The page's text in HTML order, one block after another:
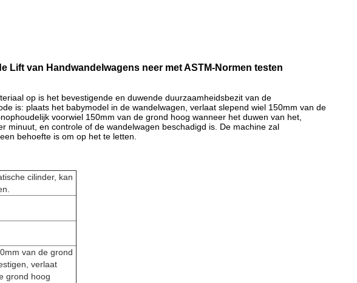
Lift van Handwandelwagens neer met ASTM-Normen testen
op is het bevestigende en duwende duurzaamheidsbezit van de
is: plaats het babymodel in de wandelwagen, verlaat slepend wiel 150mm van de
voorwiel 150mm van de grond hoog wanneer het duwen van het,
minuut, en controle of de wandelwagen beschadigd is. De machine zal
behoefte is om op het te letten.
cilinder, kan
van de grond
verlaat
grond hoog